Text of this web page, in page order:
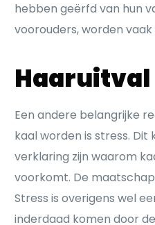
hebben geërfd van hun
voorouders, worden
Haaruitval
Een andere belangrijke
kaal worden is stress. Dit
verklaring zijn waarom
voorkomt. De
Stress is overigens wel
inderdaad komen door